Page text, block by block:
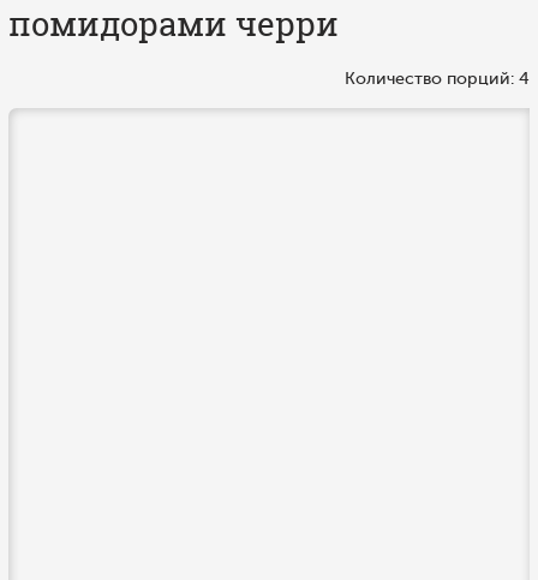
помидорами черри
Количество порций: 4